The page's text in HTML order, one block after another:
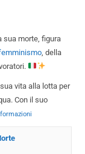
sua morte, figura
, della
vita alla lotta per
Con il suo